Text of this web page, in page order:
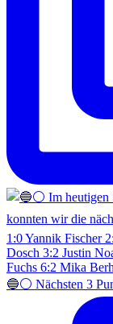
🔵⚪️ Nächsten 3